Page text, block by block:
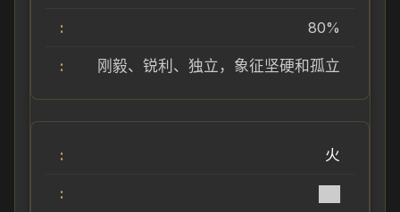
80%
刚毅、锐利、独立，象征坚硬和孤立
火